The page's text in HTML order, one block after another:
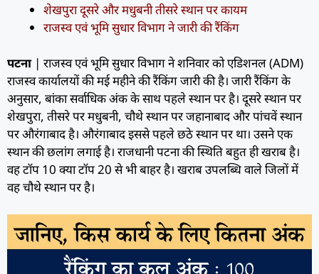
शेखपुरा दूसरे और मधुबनी तीसरे स्थान पर कायम
राजस्व एवं भूमि सुधार विभाग ने जारी की रैंकिंग
पटना| राजस्व एवं भूमि सुधार विभाग ने शनिवार को एडिशनल (ADM)
राजस्व कार्यालयों की मई महीने की रैंकिंग जारी की है। जारी रैंकिंग के
अनुसार, बांका सर्वाधिक अंक के साथ पहले स्थान पर है। दूसरे स्थान पर
शेखपुरा, तीसरे पर मधुबनी, चौथे स्थान पर जहानाबाद और पांचवें स्थान
पर औरंगाबाद है। औरंगाबाद इससे पहले छठे स्थान पर था। उसने एक
स्थान की छलांग लगाई है। राजधानी पटना की स्थिति बहुत ही खराब है।
वह टॉप 10 क्या टॉप 20 से भी बाहर है। खराब उपलब्धि वाले जिलों में
वह चौथे स्थान पर है।